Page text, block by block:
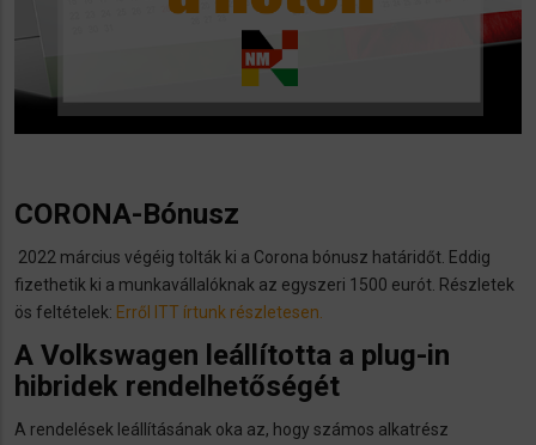
CORONA-Bónusz
2022 március végéig tolták ki a Corona bónusz határidőt. Eddig
fizethetik ki a munkavállalóknak az egyszeri 1500 eurót. Részletek
ös feltételek: Erről ITT írtunk részletesen.​
A Volkswagen leállította a plug-in
hibridek rendelhetőségét
A rendelések leállításának oka az, hogy számos alkatrész